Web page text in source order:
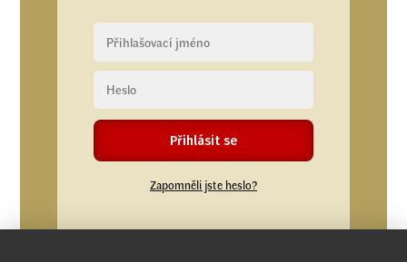
Přihlásit se
Zapomněli jste heslo?